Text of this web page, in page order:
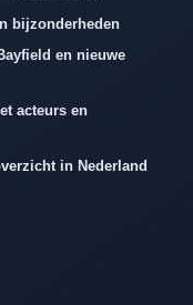
bijzonderheden
en nieuwe
acteurs en
in Nederland